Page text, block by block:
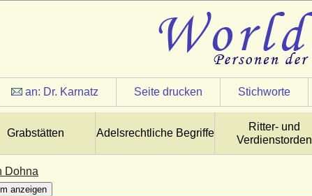
an: Dr. Karnatz Seite drucken Stichworte
Grabstätten Adelsrechtliche Begriffe
Ritter- und
Verdienstorden
Dohna
anzeigen